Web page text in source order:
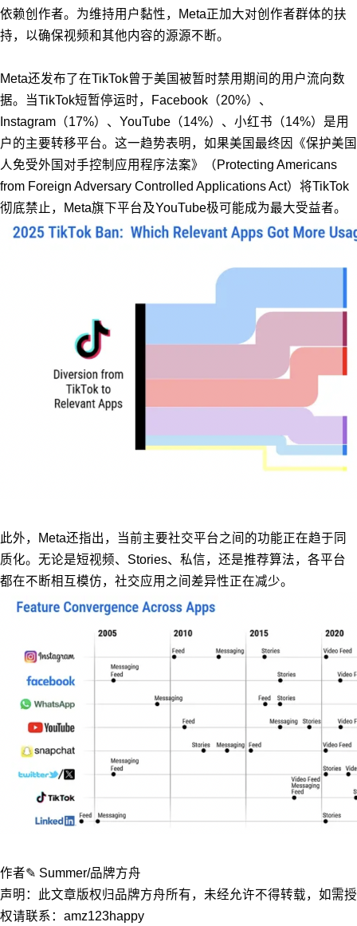
依赖创作者。为维持用户黏性，Meta正加大对创作者群体的扶
持，以确保视频和其他内容的源源不断。
Meta还发布了在TikTok曾于美国被暂时禁用期间的用户流向数
据。当TikTok短暂停运时，Facebook（20%）、
Instagram（17%）、YouTube（14%）、小红书（14%）是用
户的主要转移平台。这一趋势表明，如果美国最终因《保护美国
人免受外国对手控制应用程序法案》（Protecting Americans
from Foreign Adversary Controlled Applications Act）将TikTok
彻底禁止，Meta旗下平台及YouTube极可能成为最大受益者。
此外，Meta还指出，当前主要社交平台之间的功能正在趋于同
质化。无论是短视频、Stories、私信，还是推荐算法，各平台
都在不断相互模仿，社交应用之间差异性正在减少。
作者✎ Summer/品牌方舟
声明：此文章版权归品牌方舟所有，未经允许不得转载，如需授
权请联系：amz123happy